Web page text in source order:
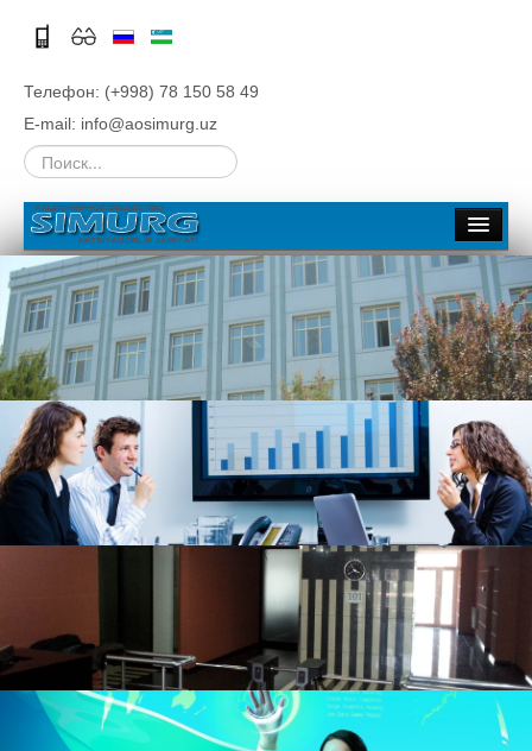
Телефон: (+998) 78 150 58 49
E-mail: info@aosimurg.uz
Искать...
Главная
Об обществе
Общая информация
История
Руководство
Структура
Филиалы
Тендеры и конкурсы
Стратегия развития, Бизнес планы
Вакансии
Акционерам
Аудит
Аффилированнные лица
Уголок акционеров
Комиссии
Мероприятия общества
Основные показатели
Продукция